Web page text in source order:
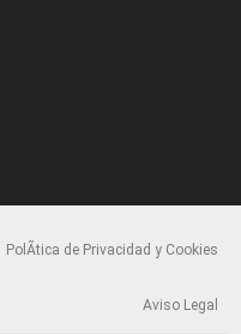
PolÃ­tica de Privacidad y Cookies
Aviso Legal